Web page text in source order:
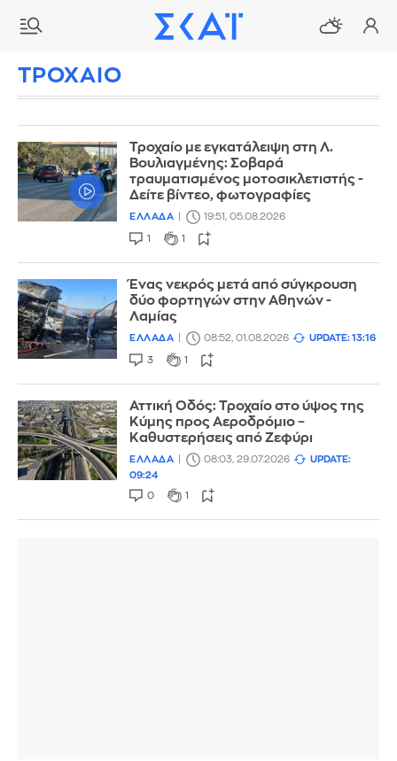
ΤΡΟΧΑΙΟ
Τροχαίο με εγκατάλειψη στη Λ.
Βουλιαγμένης: Σοβαρά
τραυματισμένος μοτοσικλετιστής -
Δείτε βίντεο, φωτογραφίες
ΕΛΛΑΔΑ 19:51, 05.08.2026
1 1
Ένας νεκρός μετά από σύγκρουση
δύο φορτηγών στην Αθηνών -
Λαμίας
ΕΛΛΑΔΑ 08:52, 01.08.2026 UPDATE: 13:16
3 1
Αττική Οδός: Τροχαίο στο ύψος της
Κύμης προς Αεροδρόμιο –
Καθυστερήσεις από Ζεφύρι
ΕΛΛΑΔΑ 08:03, 29.07.2026
UPDATE:
09:24
0 1